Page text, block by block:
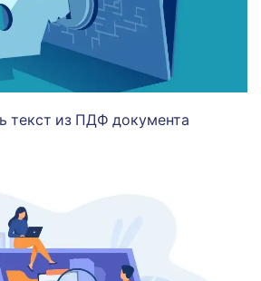
текст из ПДФ документа